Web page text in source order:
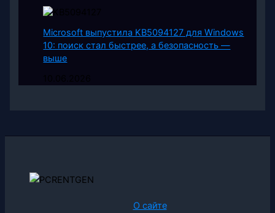
Microsoft выпустила KB5094127 для Windows
10: поиск стал быстрее, а безопасность —
выше
О сайте